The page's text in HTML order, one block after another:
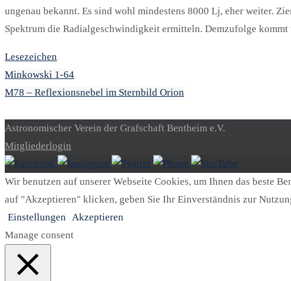
ungenau bekannt. Es sind wohl mindestens 8000 Lj, eher weiter.
Spektrum die Radialgeschwindigkeit ermitteln. Demzufolge kommt
Lesezeichen.
Minkowski 1-64
M78 – Reflexionsnebel im Sternbild Orion
Astronomischer Verein der Grafschaft Bentheim e.V.
Mitgliederlogin
Wir benutzen auf unserer Webseite Cookies, um Ihnen das beste
auf "Akzeptieren" klicken, geben Sie Ihr Einverständnis zur
Einstellungen Akzeptieren
Manage consent